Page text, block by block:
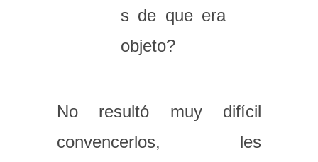
s de que era
objeto?
No resultó muy difícil
convencerlos, les